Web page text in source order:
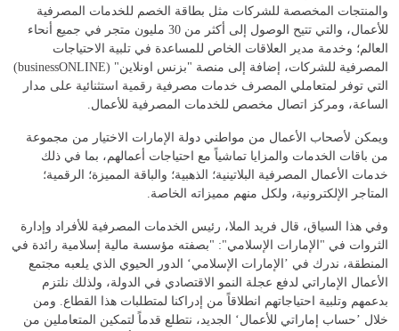
والمنتجات المخصصة للشركات مثل بطاقة الخصم للخدمات المصرفية
للأعمال، والتي تتيح الوصول إلى أكثر من 30 مليون متجر في جميع أنحاء
العالم؛ وخدمة مدير العلاقات الخاص للمساعدة في تلبية الاحتياجات
المصرفية للشركات، إضافة إلى منصة "بزنس اونلاين" (businessONLINE)
التي توفر لمتعاملي المصرف خدمات مصرفية رقمية استثنائية على مدار
الساعة، ومركز اتصال مخصص للخدمات المصرفية للأعمال.
ويمكن لأصحاب الأعمال من مواطني دولة الإمارات الاختيار من مجموعة
من باقات الخدمات والمزايا تماشياً مع احتياجات أعمالهم، بما في ذلك
خدمات الأعمال المصرفية البلاتينية؛ الذهبية؛ والباقة المميزة؛ الرقمية؛
المتاجر الإلكترونية، ولكل منهم مميزاته الخاصة.
وفي هذا السياق، قال فريد الملا، رئيس الخدمات المصرفية للأفراد وإدارة
الثروات في "الإمارات الإسلامي": "بصفته مؤسسة مالية إسلامية رائدة في
المنطقة، ندرك في ’الإمارات الإسلامي‘ الدور الحيوي الذي يلعبه مجتمع
الأعمال الإماراتي لدفع عجلة النمو الاقتصادي في الدولة، ولذلك نلتزم
بدعمهم وتلبية احتياجاتهم انطلاقاً من إدراكنا لمتطلبات هذا القطاع. ومن
خلال ’حساب إماراتي للأعمال‘ الجديد، نتطلع قدماً لتمكين المتعاملين من